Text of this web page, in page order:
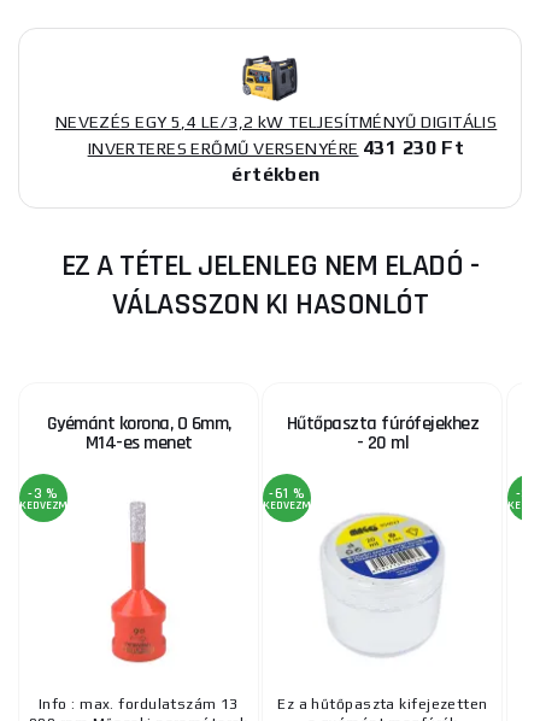
NEVEZÉS EGY 5,4 LE/3,2 kW TELJESÍTMÉNYŰ DIGITÁLIS
INVERTERES ERŐMŰ VERSENYÉRE 431 230 Ft
értékben
EZ A TÉTEL JELENLEG NEM ELADÓ -
VÁLASSZON KI HASONLÓT
Gyémánt korona, O 6mm,
M14-es menet
-3 %
KEDVEZMÉNY
Info : max. fordulatszám 13
Hűtőpaszta fúrófejekhez
- 20 ml
-61 %
KEDVEZMÉNY
Ez a hűtőpaszta kifejezetten
-3